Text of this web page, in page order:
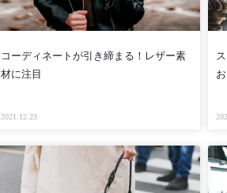
コーディネートが引き締まる！レザー素
材に注目
2021.12.23